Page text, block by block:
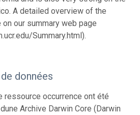
A detailed overview of the
our summary web page
Summary.html).
données
ressource occurrence ont été
Archive Darwin Core (Darwin